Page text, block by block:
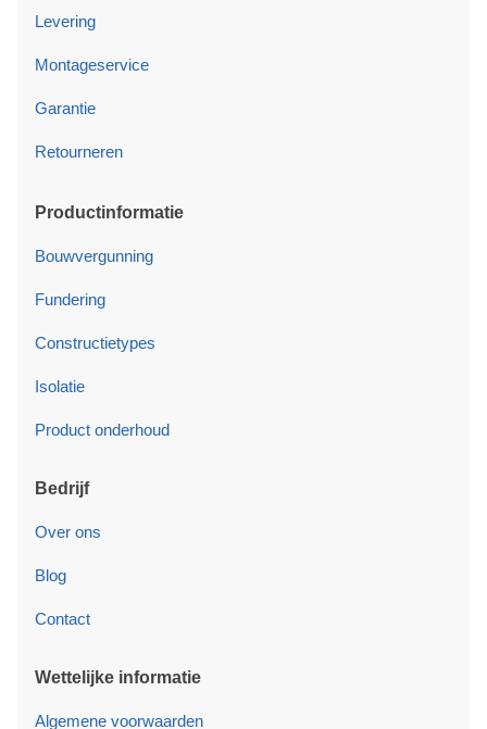
Levering
Montageservice
Garantie
Retourneren
Productinformatie
Bouwvergunning
Fundering
Constructietypes
Isolatie
Product onderhoud
Bedrijf
Over ons
Blog
Contact
Wettelijke informatie
Algemene voorwaarden